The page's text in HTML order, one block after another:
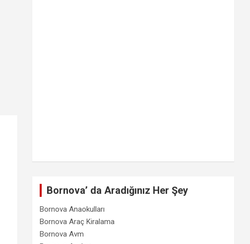
Bornova’ da Aradığınız Her Şey
Bornova Anaokulları
Bornova Araç Kiralama
Bornova Avm